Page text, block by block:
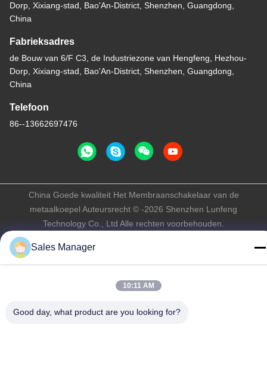
Dorp, Xixiang-stad, Bao'An-District, Shenzhen, Guangdong,
China
Fabrieksadres
de Bouw van 6/F C3, de Industriezone van Hengfeng, Hezhou-
Dorp, Xixiang-stad, Bao'An-District, Shenzhen, Guangdong,
China
Telefoon
86--13662697476
China Goede kwaliteit Het Membraanschakelaar van de
metaalkoepel Auteursrecht © -2026 Shenzhen Lunfeng
Technology Co., Ltd Alle rechten voorbehouden.
Sales Manager
10:11 AM
Good day, what product are you looking for?